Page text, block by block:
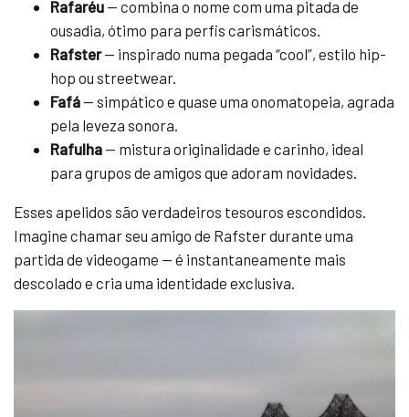
Rafaréu — combina o nome com uma pitada de
ousadia, ótimo para perfis carismáticos.
Rafster— inspirado numa pegada “cool”, estilo hip-
hop ou streetwear.
Fafá — simpático e quase uma onomatopeia, agrada
pela leveza sonora.
Rafulha — mistura originalidade e carinho, ideal
para grupos de amigos que adoram novidades.
Esses apelidos são verdadeiros tesouros escondidos.
Imagine chamar seu amigo de Rafster durante uma
partida de videogame — é instantaneamente mais
descolado e cria uma identidade exclusiva.